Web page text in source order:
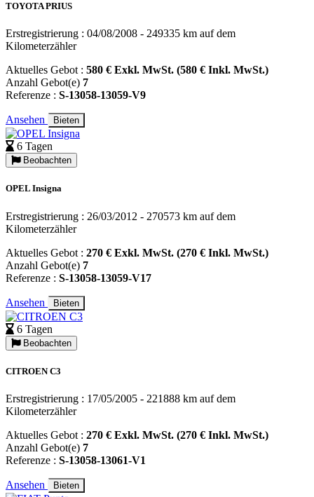
TOYOTA PRIUS
Erstregistrierung : 04/08/2008 - 249335 km auf dem
Kilometerzähler
Aktuelles Gebot : 580 € Exkl. MwSt. (580 € Inkl. MwSt.)
Anzahl Gebot(e) 7
Referenze : S-13058-13059-V9
Ansehen Bieten
6 Tagen
Beobachten
OPEL Insigna
Erstregistrierung : 26/03/2012 - 270573 km auf dem
Kilometerzähler
Aktuelles Gebot : 270 € Exkl. MwSt. (270 € Inkl. MwSt.)
Anzahl Gebot(e) 7
Referenze : S-13058-13059-V17
Ansehen Bieten
6 Tagen
Beobachten
CITROEN C3
Erstregistrierung : 17/05/2005 - 221888 km auf dem
Kilometerzähler
Aktuelles Gebot : 270 € Exkl. MwSt. (270 € Inkl. MwSt.)
Anzahl Gebot(e) 7
Referenze : S-13058-13061-V1
Ansehen Bieten